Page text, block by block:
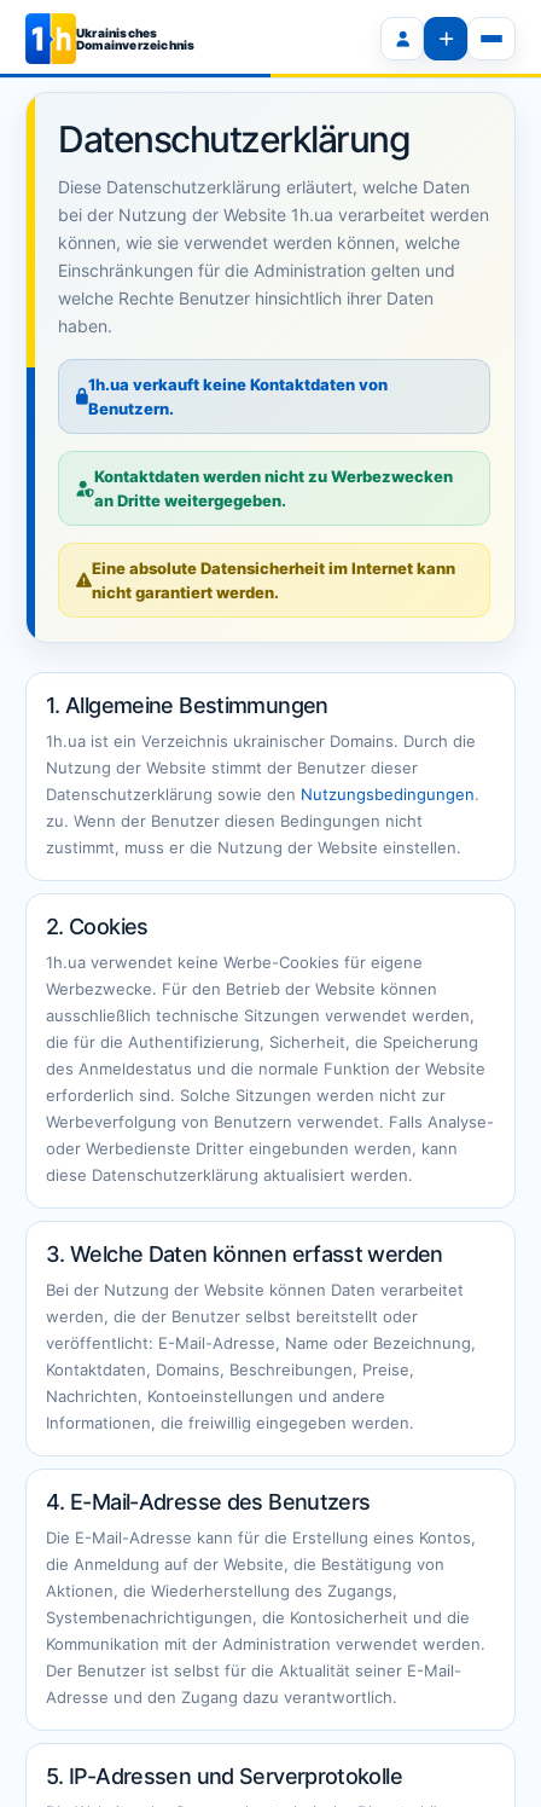
Ukrainisches
Domainverzeichnis
Datenschutzerklärung
Diese Datenschutzerklärung erläutert, welche Daten
bei der Nutzung der Website 1h.ua verarbeitet werden
können, wie sie verwendet werden können, welche
Einschränkungen für die Administration gelten und
welche Rechte Benutzer hinsichtlich ihrer Daten
haben.
1h.ua verkauft keine Kontaktdaten von
Benutzern.
Kontaktdaten werden nicht zu Werbezwecken
an Dritte weitergegeben.
Eine absolute Datensicherheit im Internet kann
nicht garantiert werden.
1. Allgemeine Bestimmungen
1h.ua ist ein Verzeichnis ukrainischer Domains. Durch die
Nutzung der Website stimmt der Benutzer dieser
Datenschutzerklärung sowie den Nutzungsbedingungen.
zu. Wenn der Benutzer diesen Bedingungen nicht
zustimmt, muss er die Nutzung der Website einstellen.
2. Cookies
1h.ua verwendet keine Werbe-Cookies für eigene
Werbezwecke. Für den Betrieb der Website können
ausschließlich technische Sitzungen verwendet werden,
die für die Authentifizierung, Sicherheit, die Speicherung
des Anmeldestatus und die normale Funktion der Website
erforderlich sind. Solche Sitzungen werden nicht zur
Werbeverfolgung von Benutzern verwendet. Falls Analyse-
oder Werbedienste Dritter eingebunden werden, kann
diese Datenschutzerklärung aktualisiert werden.
3. Welche Daten können erfasst werden
Bei der Nutzung der Website können Daten verarbeitet
werden, die der Benutzer selbst bereitstellt oder
veröffentlicht: E-Mail-Adresse, Name oder Bezeichnung,
Kontaktdaten, Domains, Beschreibungen, Preise,
Nachrichten, Kontoeinstellungen und andere
Informationen, die freiwillig eingegeben werden.
4. E-Mail-Adresse des Benutzers
Die E-Mail-Adresse kann für die Erstellung eines Kontos,
die Anmeldung auf der Website, die Bestätigung von
Aktionen, die Wiederherstellung des Zugangs,
Systembenachrichtigungen, die Kontosicherheit und die
Kommunikation mit der Administration verwendet werden.
Der Benutzer ist selbst für die Aktualität seiner E-Mail-
Adresse und den Zugang dazu verantwortlich.
5. IP-Adressen und Serverprotokolle